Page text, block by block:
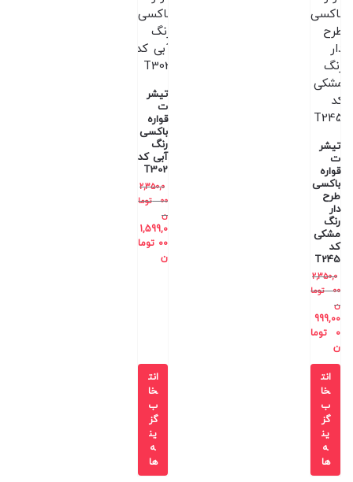
تیشر
ت
قواره
باکسی
طرح
دار
رنگ
مشکی
کد
T245
2,350,0
00
توما
ن
999,00
0
توما
ن
انت
خا
ب
گز
ین
ه
ها
تیشر
ت
قواره
باکسی
رنگ
آبی کد
T302
2,350,0
00
توما
ن
1,599,0
00 توما
ن
انت
خا
ب
گز
ین
ه
ها